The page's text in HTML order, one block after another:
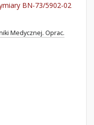
BN-73/5902-02
Medycznej. Oprac.